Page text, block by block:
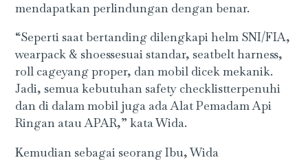
mendapatkan perlindungan dengan benar.
“Seperti saat bertanding dilengkapi helm SNI/FIA,
wearpack & shoessesuai standar, seatbelt harness,
roll cageyang proper, dan mobil dicek mekanik.
Jadi, semua kebutuhan safety checklistterpenuhi
dan di dalam mobil juga ada Alat Pemadam Api
Ringan atau APAR,” kata Wida.
Kemudian sebagai seorang Ibu, Wida